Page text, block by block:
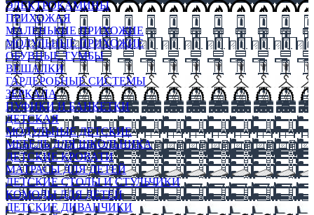
ЭЛЕКТРОКАМИНЫ
ПРИХОЖАЯ
МАЛЕНЬКИЕ ПРИХОЖИЕ
МОДУЛЬНЫЕ ПРИХОЖИЕ
ОБУВНЫЕ ТУМБЫ
ВЕШАЛКИ
ГАРДЕРОБНЫЕ СИСТЕМЫ
ЗЕРКАЛА
ПУФИКИ И БАНКЕТКИ
ДЕТСКАЯ
МОДУЛЬНЫЕ ДЕТСКИЕ
МЕБЕЛЬ ДЛЯ ШКОЛЬНИКА
ДЕТСКИЕ КРОВАТИ
МАТРАСЫ ДЛЯ ДЕТЕЙ
ДЕТСКИЕ СТОЛЫ И СТУЛЬЧИКИ
КОМОДЫ ДЛЯ ДЕТЕЙ
ДЕТСКИЕ ДИВАНЧИКИ